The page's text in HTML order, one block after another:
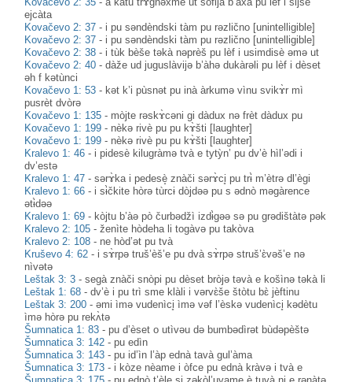
ejcàta
Kovačevo 2: 37 - i pu səndèndski tàm pu rəzlično [unintelligible]
Kovačevo 2: 37 - i pu səndèndski tàm pu rəzlično [unintelligible]
Kovačevo 2: 38 - i tùk bèše təkà nəprèš pu lèf i usimdisè əmə ut
Kovačevo 2: 40 -dàže ud juguslàvijə b’àhə dukàrəli pu lèf i dèset
əh f kətùnci
Kovačevo 1: 53 - kət k’i pùsnət pu inà àrkumə vìnu svikɤ̀r mì
pusrèt dvòrə
Kovačevo 1: 135 - mòjte rəskɤ̀cəni gi dàdux nə frèt dàdux pu
Kovačevo 1: 199 - nèkə rivè pu pu kɤ̀šti [laughter]
Kovačevo 1: 199 - nèkə rivè pu pu kɤ̀šti [laughter]
Kralevo 1: 46 - i pidesè kilugràmə tvà e tytỳn’ pu dv’è hìl’ədi i
dv’estə
Kralevo 1: 47 -sərɤ̀ka i pedesè̝ znàči sərɤ̀ci̥ pu trɨ̀ m’ètrə dl’ègi
Kralevo 1: 66 - i sɨ̀čkite hòrə tùrcɨ dòjdəə pu s ədnò məgàrence
ətɨ̀dəə
Kralevo 1: 69 - kòjtu b’àə pò čurbədžì izdɨ̀gəə sə pu grədištàtə pək
Kralevo 2: 105 -ženìte hòdeha li togàvə pu takòva
Kralevo 2: 108 - ne hòd’ət pu tvà
Kruševo 4: 62 - i sɤ̀rpə truš’èš’e pu dvà sɤ̀rpə struš’ɛ̀vəš’e nə
nìvətə
Leštak 3: 3 -segà znàči snòpi pu dèset bròjə təvà e košìnə təkà li
Leštak 1: 68 -dv’è i pu trì sme klàli i vərvɛ̀še štòtu bɛ̀ jèftinu
Leštak 3: 200 -əmi ìmə vudenìci̥ ìmə vəf l’èskə vudenìci̥ kədètu
ìmə hòrə pu rekʌ̀tə
Šumnatica 1: 83 -pu d’èset o utìvəu də bumbədìrət bùdəpèštə
Šumnatica 3: 142 -pu edìn
Šumnatica 3: 143 -pu id’ìn l’àp ednà tavà gul’àma
Šumnatica 3: 173 - i kòze nèame i òfce pu ednà kràvə i tvà e